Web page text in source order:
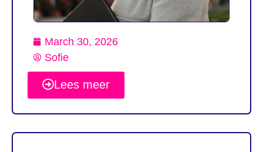
March 30, 2026
Sofie
Lees meer